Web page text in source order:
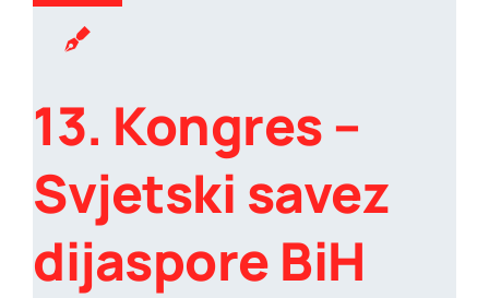
13. Kongres –
Svjetski savez
dijaspore BiH